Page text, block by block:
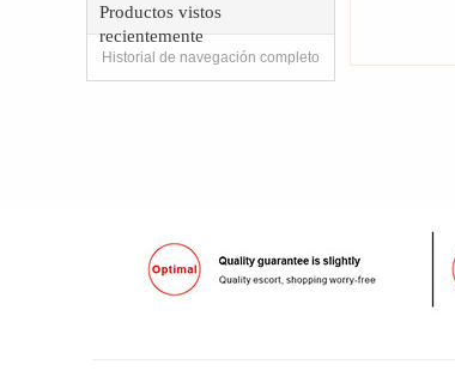
Productos vistos
recientemente
Historial de navegación completo